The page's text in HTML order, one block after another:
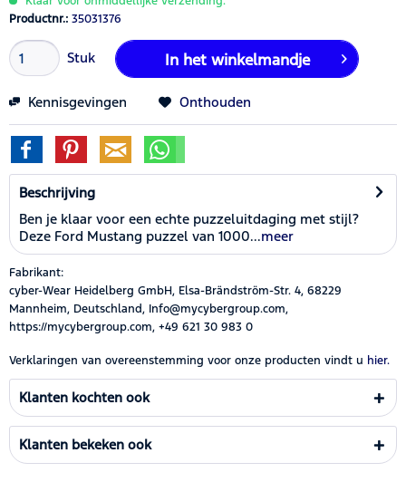
Productnr.: 35031376
Stuk In het winkelmandje
Kennisgevingen Onthouden
Beschrijving
Ben je klaar voor een echte puzzeluitdaging met stijl?
Deze Ford Mustang puzzel van 1000...meer
Fabrikant:
cyber-Wear Heidelberg GmbH, Elsa-Brändström-Str. 4, 68229
Mannheim, Deutschland, Info@mycybergroup.com,
https://mycybergroup.com, +49 621 30 983 0
Verklaringen van overeenstemming voor onze producten vindt u hier.
Klanten kochten ook
Klanten bekeken ook